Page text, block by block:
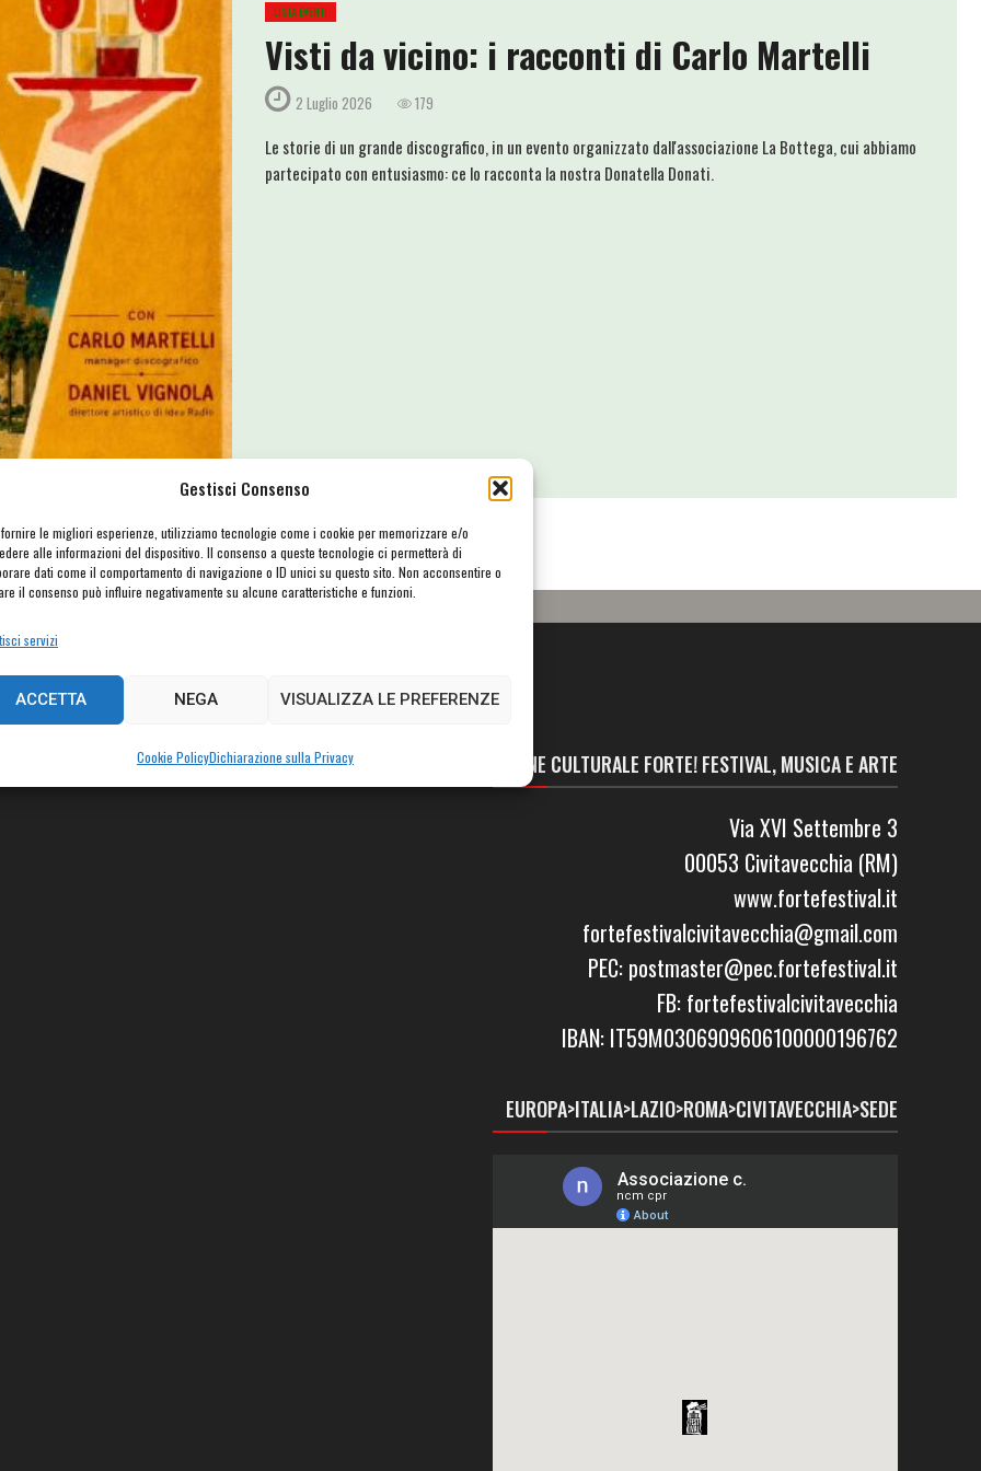
Gestisci Consenso
le migliori esperienze, utilizziamo tecnologie come i cookie per memorizzare e/o
alle informazioni del dispositivo. Il consenso a queste tecnologie ci permetterà di
dati come il comportamento di navigazione o ID unici su questo sito. Non acconsentire o
il consenso può influire negativamente su alcune caratteristiche e funzioni.
servizi
ACCETTA NEGA VISUALIZZA LE PREFERENZE
Cookie PolicyDichiarazione sulla Privacy
LISTA EVENTI
Visti da vicino: i racconti di Carlo Martelli
2 Luglio 2026 179
Le storie di un grande discografico, in un evento organizzato dall'associazione La Bottega, cui abbiamo
partecipato con entusiasmo: ce lo racconta la nostra Donatella Donati.
ASS.NE CULTURALE FORTE! FESTIVAL, MUSICA E ARTE
Via XVI Settembre 3
00053 Civitavecchia (RM)
www.fortefestival.it
fortefestivalcivitavecchia@gmail.com
PEC: postmaster@pec.fortefestival.it
FB: fortefestivalcivitavecchia
IBAN: IT59M0306909606100000196762
EUROPA>ITALIA>LAZIO>ROMA>CIVITAVECCHIA>SEDE